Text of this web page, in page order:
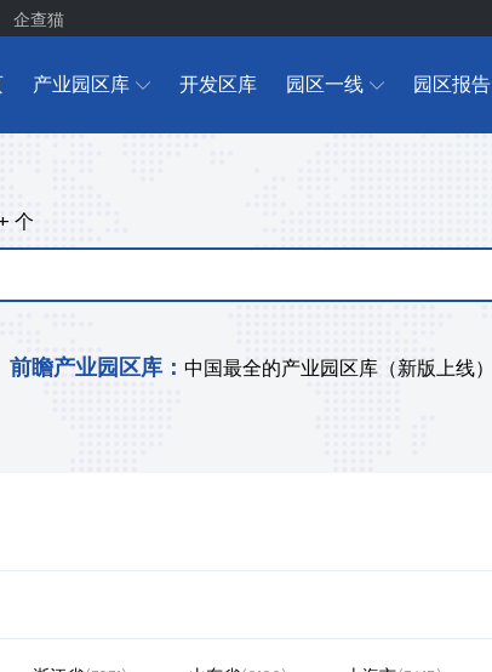
企查猫
产业园区库 开发区库 园区一线 园区报告
个
前瞻产业园区库： 中国最全的产业园区库（新版上线）